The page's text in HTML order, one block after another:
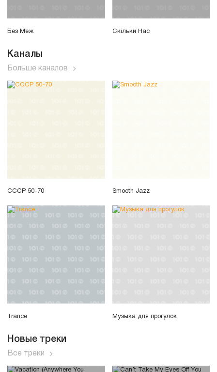
Без Меж Скільки Нас
Каналы
Больше каналов
СССР 50-70 Smooth Jazz
Trance Музыка для прогулок
Новые треки
Все треки